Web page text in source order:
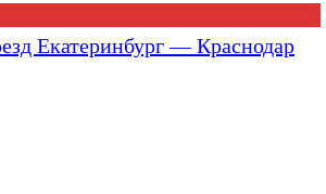
Екатеринбург — Краснодар